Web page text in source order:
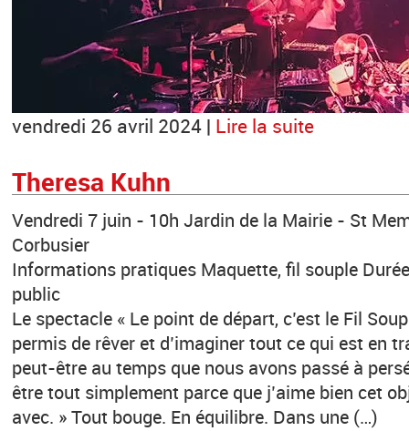
vendredi 26 avril 2024 | Lire la suite
Theresa Kuhn
Vendredi 7 juin - 10h Jardin de la Mairie - St
Corbusier
Informations pratiques Maquette, fil souple
public
Le spectacle « Le point de départ, c’est le Fil
permis de rêver et d’imaginer tout ce qui est en
peut-être au temps que nous avons passé à
être tout simplement parce que j’aime bien cet
avec. » Tout bouge. En équilibre. Dans une (…)